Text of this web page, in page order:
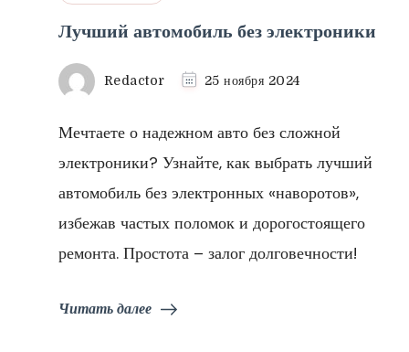
Лучший автомобиль без электроники
Redactor 25 ноября 2024
Мечтаете о надежном авто без сложной
электроники? Узнайте, как выбрать лучший
автомобиль без электронных «наворотов»,
избежав частых поломок и дорогостоящего
ремонта. Простота – залог долговечности!
Читать далее